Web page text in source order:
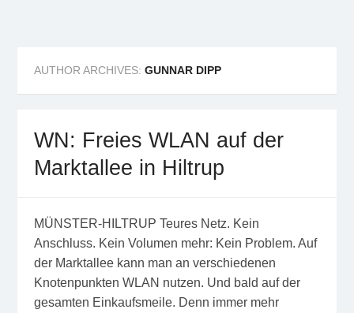
AUTHOR ARCHIVES: GUNNAR DIPP
WN: Freies WLAN auf der
Marktallee in Hiltrup
MÜNSTER-HILTRUP Teures Netz. Kein
Anschluss. Kein Volumen mehr: Kein Problem. Auf
der Marktallee kann man an verschiedenen
Knotenpunkten WLAN nutzen. Und bald auf der
gesamten Einkaufsmeile. Denn immer mehr